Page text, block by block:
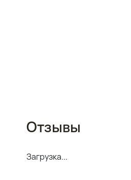
Отзывы
Загрузка...